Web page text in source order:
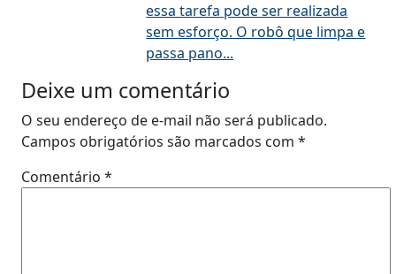
essa tarefa pode ser realizada
sem esforço. O robô que limpa e
passa pano...
Deixe um comentário
O seu endereço de e-mail não será publicado.
Campos obrigatórios são marcados com *
Comentário *